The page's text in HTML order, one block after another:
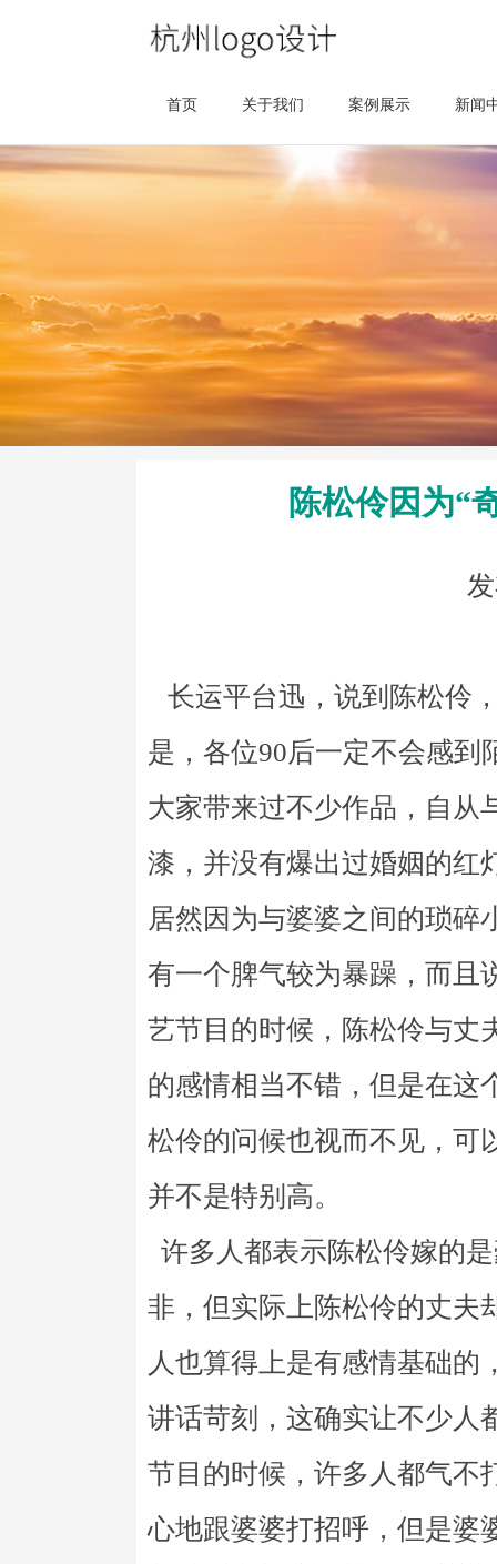
首页 关于我们 案例展示 新闻
陈松伶因为“
长运平台迅，说到陈松伶
是，各位90后一定不会感到
大家带来过不少作品，自从
漆，并没有爆出过婚姻的红
居然因为与婆婆之间的琐碎
有一个脾气较为暴躁，而且
艺节目的时候，陈松伶与丈
的感情相当不错，但是在这
松伶的问候也视而不见，可
并不是特别高。
许多人都表示陈松伶嫁的
非，但实际上陈松伶的丈夫
人也算得上是有感情基础的
讲话苛刻，这确实让不少人
节目的时候，许多人都气不
心地跟婆婆打招呼，但是婆